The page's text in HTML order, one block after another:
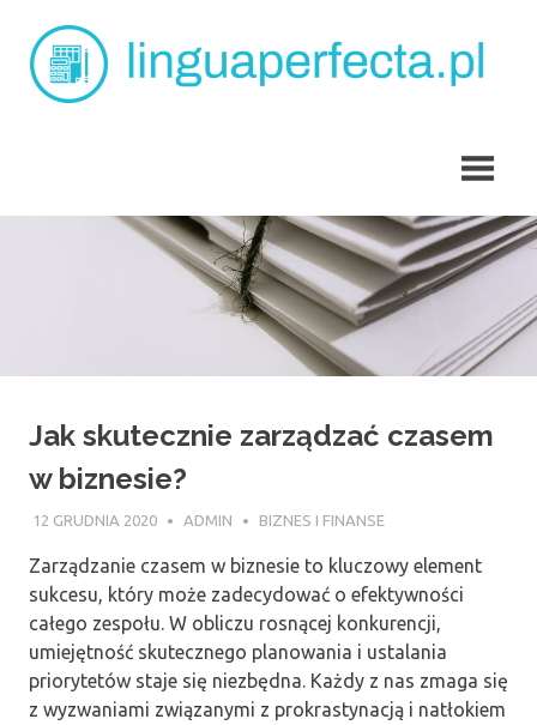
content
Jak skutecznie zarządzać czasem
w biznesie?
12 GRUDNIA 2020 ADMIN BIZNES I FINANSE
Zarządzanie czasem w biznesie to kluczowy element
sukcesu, który może zadecydować o efektywności
całego zespołu. W obliczu rosnącej konkurencji,
umiejętność skutecznego planowania i ustalania
priorytetów staje się niezbędna. Każdy z nas zmaga się
z wyzwaniami związanymi z prokrastynacją i natłokiem